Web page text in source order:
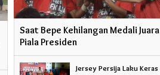
Saat Bepe Kehilangan Medali Juara
Piala Presiden
Jersey Persija Laku Keras